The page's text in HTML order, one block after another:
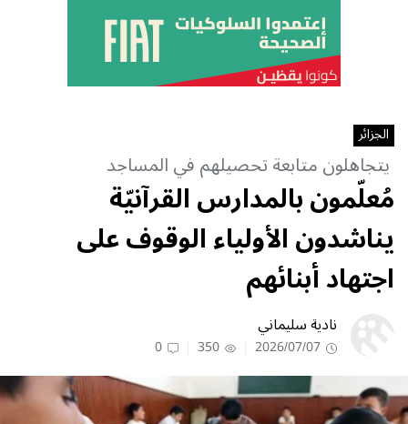
الجزائر
يتجاهلون متابعة تحصيلهم في المساجد
مُعلّمون بالمدارس القرآنيّة
يناشدون الأولياء الوقوف على
اجتهاد أبنائهم
نادية سليماني
2026/07/07
350
0